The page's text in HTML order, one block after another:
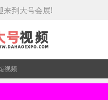
来到大号会展!
视频